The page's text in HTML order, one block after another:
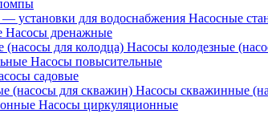
Насосные
Насосы дренажные
Насосы колодезные
Насосы повысительные
садовые
Насосы скважинные
Насосы циркуляционные